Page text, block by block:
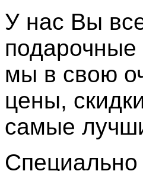
У нас Вы
мы в свою
цены,
самые
Специально